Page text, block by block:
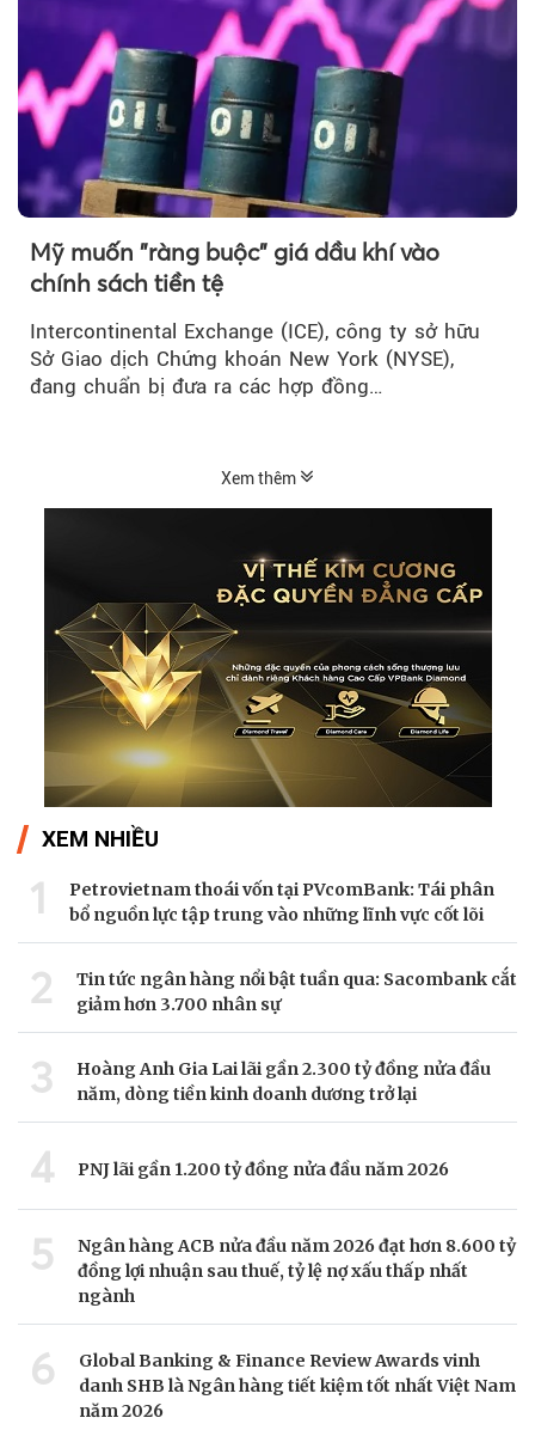
Mỹ muốn "ràng buộc" giá dầu khí vào
chính sách tiền tệ
Intercontinental Exchange (ICE), công ty sở hữu
Sở Giao dịch Chứng khoán New York (NYSE),
đang chuẩn bị đưa ra các hợp đồng…
Xem thêm
XEM NHIỀU
1
Petrovietnam thoái vốn tại PVcomBank: Tái phân
bổ nguồn lực tập trung vào những lĩnh vực cốt lõi
2
Tin tức ngân hàng nổi bật tuần qua: Sacombank cắt
giảm hơn 3.700 nhân sự
3
Hoàng Anh Gia Lai lãi gần 2.300 tỷ đồng nửa đầu
năm, dòng tiền kinh doanh dương trở lại
4 PNJ lãi gần 1.200 tỷ đồng nửa đầu năm 2026
5
Ngân hàng ACB nửa đầu năm 2026 đạt hơn 8.600 tỷ
đồng lợi nhuận sau thuế, tỷ lệ nợ xấu thấp nhất
ngành
6
Global Banking & Finance Review Awards vinh
danh SHB là Ngân hàng tiết kiệm tốt nhất Việt Nam
năm 2026